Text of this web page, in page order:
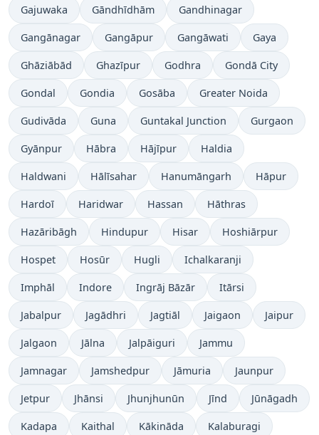
Gajuwaka Gāndhīdhām Gandhinagar
Gangānagar Gangāpur Gangāwati Gaya
Ghāziābād Ghazīpur Godhra Gondā City
Gondal Gondia Gosāba Greater Noida
Gudivāda Guna Guntakal Junction Gurgaon
Gyānpur Hābra Hājīpur Haldia
Haldwani Hālīsahar Hanumāngarh Hāpur
Hardoī Haridwar Hassan Hāthras
Hazāribāgh Hindupur Hisar Hoshiārpur
Hospet Hosūr Hugli Ichalkaranji
Imphāl Indore Ingrāj Bāzār Itārsi
Jabalpur Jagādhri Jagtiāl Jaigaon Jaipur
Jalgaon Jālna Jalpāiguri Jammu
Jamnagar Jamshedpur Jāmuria Jaunpur
Jetpur Jhānsi Jhunjhunūn Jīnd Jūnāgadh
Kadapa Kaithal Kākināda Kalaburagi